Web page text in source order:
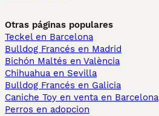
Otras páginas populares
Teckel en Barcelona
Bulldog Francés en Madrid
Bichón Maltés en València
Chihuahua en Sevilla
Bulldog Francés en Galicia
Caniche Toy en venta en Barcelona
Perros en adopcion